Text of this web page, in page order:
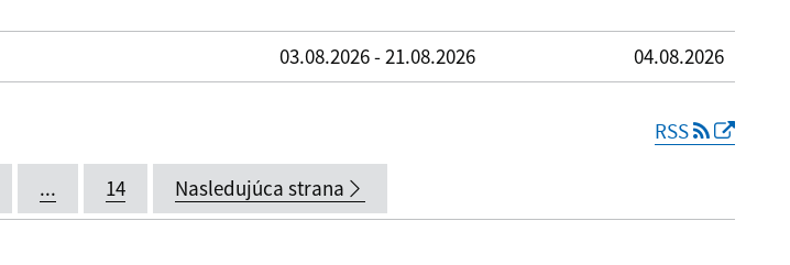
03.08.2026 - 21.08.2026 04.08.2026
RSS
... 14 Nasledujúca strana